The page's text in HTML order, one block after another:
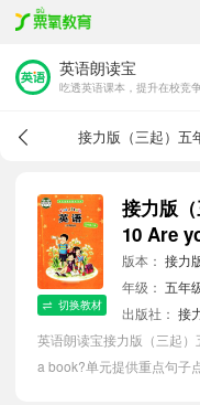
英语朗读宝
吃透英语课本，提升在校竞
切换教材
接力版
10 Are
版本： 接力
年级： 五年
出版社： 接
英语朗读宝接力版（三起
a book?单元提供重点句子